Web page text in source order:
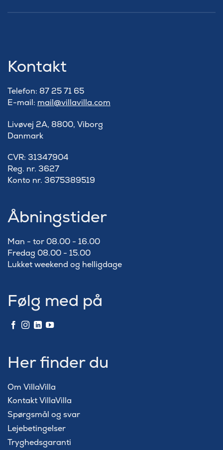
Kontakt
Telefon: 87 25 71 65
E-mail: mail@villavilla.com
Livøvej 2A, 8800, Viborg
Danmark
​CVR: 31347904
Reg. nr. 3627
Konto nr. 3675389519
Åbningstider
Man - tor 08.00 - 16.00
Fredag 08.00 - 15.00
Lukket weekend og helligdage
Følg med på
Her finder du
Om VillaVilla
Kontakt VillaVilla
Spørgsmål og svar
Lejebetingelser
Tryghedsgaranti